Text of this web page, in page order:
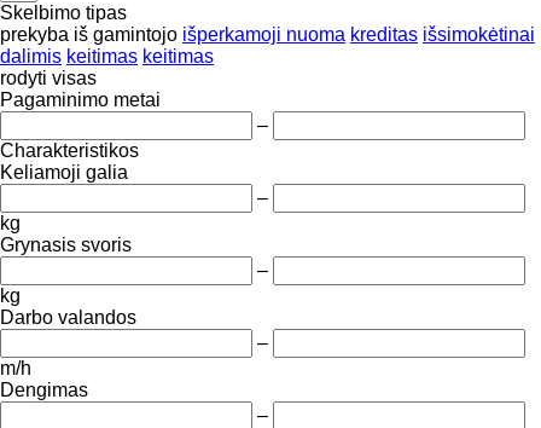
Skelbimo tipas
prekyba iš gamintojo išperkamoji nuoma kreditas išsimokėtinai
dalimis keitimas keitimas
rodyti visas
Pagaminimo metai
–
Charakteristikos
Keliamoji galia
–
kg
Grynasis svoris
–
kg
Darbo valandos
–
m/h
Dengimas
–